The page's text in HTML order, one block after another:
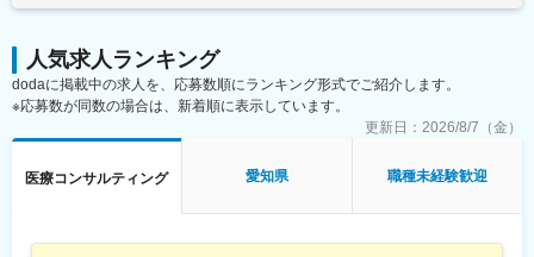
・社員数：約150名
グループ拠点数
・病院：全国3,076床
・薬局：全国186店舗
・在宅サービス拠点：323拠点
・歯科医院：237チェア
変更の範囲：会社の定める業務
※クライアントは欧米製薬会社または外資系製薬会社がほとんどで
す。
※プロジェクトは一人で行うのではなく、現社員と共に分担し業務
通常医薬品メーカー出身が会員である関西医薬協会に、当社は会
人気求人ランキング
dodaに掲載中の求人を、応募数順にランキング形式でご紹介します。
※応募数が同数の場合は、新着順に表示しています。
更新日： 2026/8/7（金）
医療コンサルティング 愛知県 職種未経験歓迎